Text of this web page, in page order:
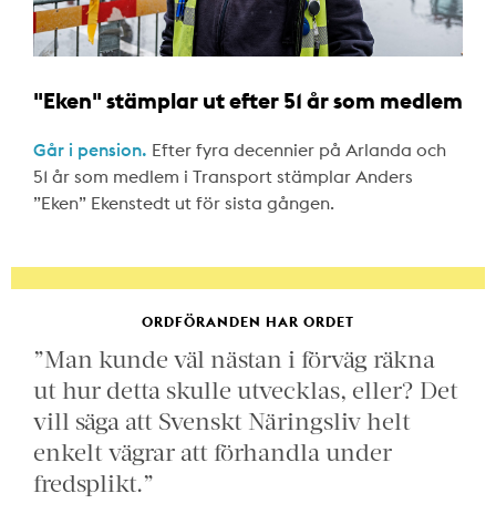
"Eken" stämplar ut efter 51 år som medlem
Går i pension. Efter fyra decennier på Arlanda och
51 år som medlem i Transport stämplar Anders
”Eken” Ekenstedt ut för sista gången.
ORDFÖRANDEN HAR ORDET
”Man kunde väl nästan i förväg räkna
ut hur detta skulle utvecklas, eller? Det
vill säga att Svenskt Näringsliv helt
enkelt vägrar att förhandla under
fredsplikt.”